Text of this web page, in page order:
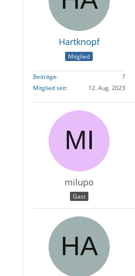
Hartknopf
Mitglied
Beiträge
7
Mitglied seit
12. Aug. 2023
milupo
Gast